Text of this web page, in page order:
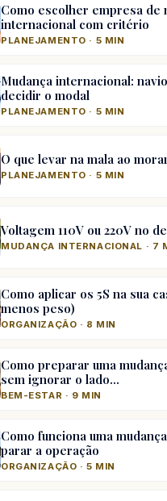
Como escolher empresa de
internacional com critério
PLANEJAMENTO · 5 MIN
Mudança internacional:
decidir o modal
PLANEJAMENTO · 5 MIN
O que levar na mala ao
PLANEJAMENTO · 5 MIN
Voltagem 110V ou 220V no
MUDANÇA INTERNACIONAL · 7
Como aplicar os 5S na sua
menos peso)
ORGANIZAÇÃO · 8 MIN
Como preparar uma
sem ignorar o lado…
BEM-ESTAR · 9 MIN
Como funciona uma
parar a operação
ORGANIZAÇÃO · 5 MIN